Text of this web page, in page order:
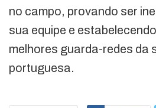
no campo, provando ser
sua equipe e
melhores guarda-redes da
portuguesa.